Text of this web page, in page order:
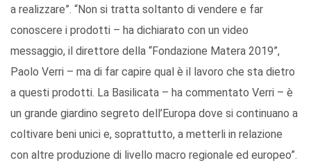
a realizzare”. “Non si tratta soltanto di vendere e far
conoscere i prodotti – ha dichiarato con un video
messaggio, il direttore della “Fondazione Matera 2019”,
Paolo Verri – ma di far capire qual è il lavoro che sta dietro
a questi prodotti. La Basilicata – ha commentato Verri – è
un grande giardino segreto dell’Europa dove si continuano a
coltivare beni unici e, soprattutto, a metterli in relazione
con altre produzione di livello macro regionale ed europeo”.